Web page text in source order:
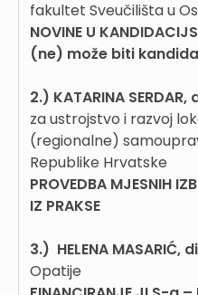
fakultet Sveučilišta u
NOVINE U
(ne) može biti
2.) KATARINA
za ustrojstvo i razvoj
(regionalne)
Republike Hrvatske
PROVEDBA MJESNIH
IZ PRAKSE
3.) HELENA MASARIĆ,
Opatije